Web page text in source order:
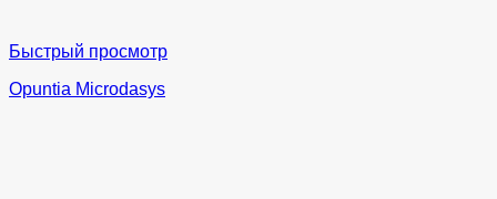
Быстрый просмотр
Opuntia Microdasys